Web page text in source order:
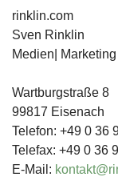
rinklin.com
Sven Rinklin
Medien|
Wartburgstraße 8
99817 Eisenach
Telefon: +49 0 36
Telefax: +49 0 36
E-Mail: